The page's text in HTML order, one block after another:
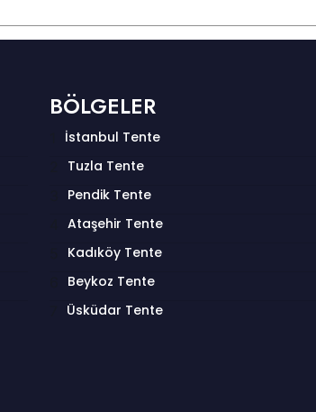
BÖLGELER
İstanbul Tente
Tuzla Tente
Pendik Tente
Ataşehir Tente
Kadıköy Tente
Beykoz Tente
Üsküdar Tente